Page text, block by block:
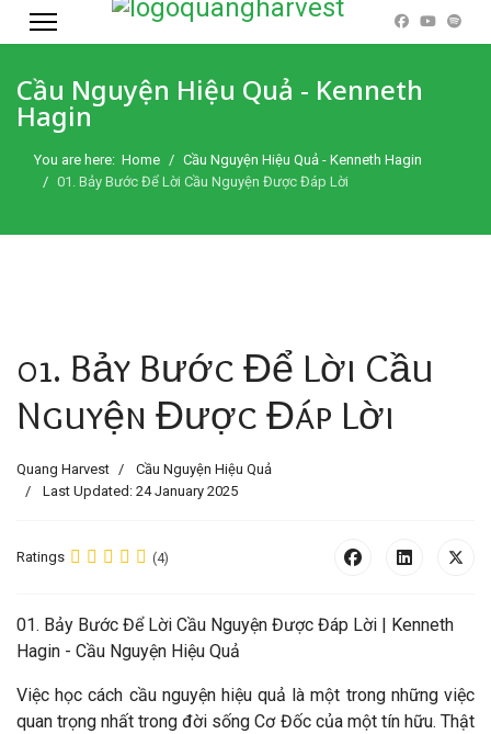
Cầu Nguyện Hiệu Quả - Kenneth
Hagin
You are here: Home
Cầu Nguyện Hiệu Quả - Kenneth Hagin
01. Bảy Bước Để Lời Cầu Nguyện Được Đáp Lời
01. Bảy Bước Để Lời Cầu
Nguyện Được Đáp Lời
Quang Harvest
Cầu Nguyện Hiệu Quả
Last Updated: 24 January 2025
Ratings (4)
01. Bảy Bước Để Lời Cầu Nguyện Được Đáp Lời | Kenneth
Hagin - Cầu Nguyện Hiệu Quả
Việc học cách cầu nguyện hiệu quả là một trong những việc
quan trọng nhất trong đời sống Cơ Đốc của một tín hữu. Thật